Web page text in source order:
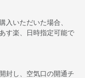
入いただいた場合、
す楽、日時指定可能で
封し、空気口の開通チ